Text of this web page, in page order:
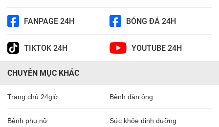
FANPAGE 24H BÓNG ĐÁ 24H
TIKTOK 24H YOUTUBE 24H
CHUYÊN MỤC KHÁC
Trang chủ 24giờ Bệnh đàn ông
Bệnh phụ nữ Sức khỏe dinh dưỡng